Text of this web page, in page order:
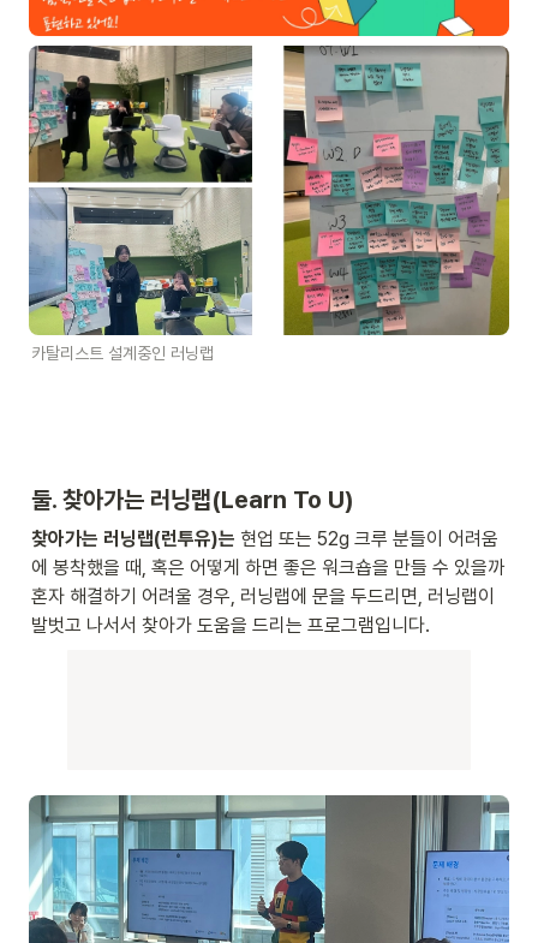
카탈리스트 설계중인 러닝랩
둘. 찾아가는 러닝랩(Learn To U)
찾아가는 러닝랩(런투유)는 현업 또는 52g 크루 분들이 어려움
에 봉착했을 때, 혹은 어떻게 하면 좋은 워크숍을 만들 수 있을까
혼자 해결하기 어려울 경우, 러닝랩에 문을 두드리면, 러닝랩이
발벗고 나서서 찾아가 도움을 드리는 프로그램입니다.